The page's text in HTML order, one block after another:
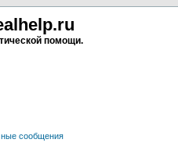
помощи.
сообщения